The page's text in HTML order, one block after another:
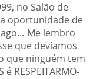
no Salão de
oportunidade de
Me lembro
que devíamos
que ninguém tem
RESPEITARMO-